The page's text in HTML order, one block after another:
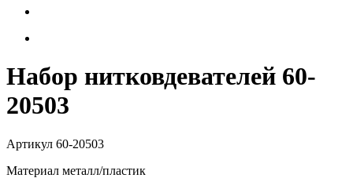
Набор нитковдевателей 60-
20503
Артикул 60-20503
Материал металл/пластик